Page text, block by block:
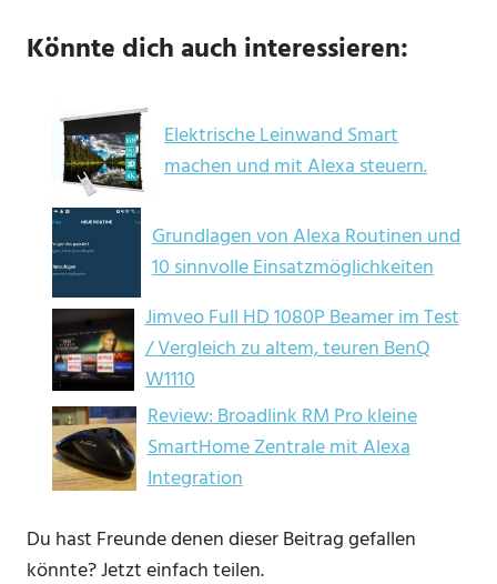
Könnte dich auch interessieren:
Elektrische Leinwand Smart
machen und mit Alexa steuern.
Grundlagen von Alexa Routinen und
10 sinnvolle Einsatzmöglichkeiten
Jimveo Full HD 1080P Beamer im Test
/ Vergleich zu altem, teuren BenQ
W1110
Review: Broadlink RM Pro kleine
SmartHome Zentrale mit Alexa
Integration
Du hast Freunde denen dieser Beitrag gefallen
könnte? Jetzt einfach teilen.